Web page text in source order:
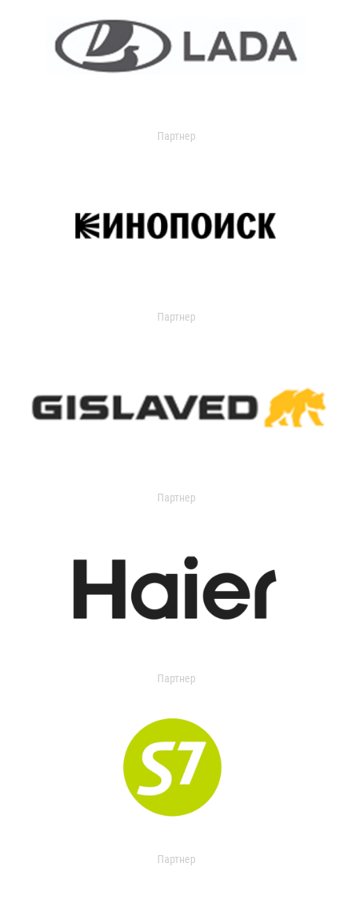
Партнер
Партнер
Партнер
Партнер
Партнер